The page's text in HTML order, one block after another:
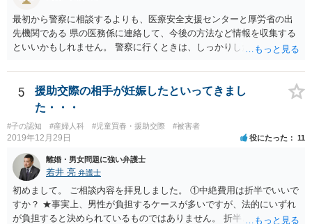
最初から警察に相談するよりも、医療安全支援センターと厚労省の出
先機関である 県の医務係に連絡して、今後の方法など情報を収集する
といいかもしれません。 警察に行くときは、しっかりした被害届ある
5
援助交際の相手が妊娠したといってきまし
た・・・
#子の認知 #産婦人科 #児童買春・援助交際 #被害者
2019年12月29日 役にたった 11
離婚・男女問題に強い弁護士
若井 亮 弁護士
初めまして。 ご相談内容を拝見しました。 ①中絶費用は折半でいいで
すか？ ★事実上、男性が負担するケースが多いですが、法的にいずれ
が負担すると決められているものではありません。 折半という考え方